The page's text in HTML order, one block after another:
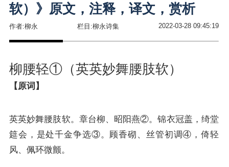
软）》原文，注释，译文，赏析
作者:柳永 栏目:柳永诗集 2022-03-28 09:45:19
柳腰轻①（英英妙舞腰肢软）
【原词】
英英妙舞腰肢软。章台柳、昭阳燕②。锦衣冠盖，绮堂
筵会，是处千金争选③。顾香砌、丝管初调④，倚轻
风、佩环微颤。